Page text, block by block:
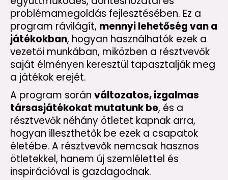
problémamegoldás fejlesztésében. Ez a
program rávilágít, mennyi lehetőség van a
játékokban, hogyan használhatók ezek a
vezetői munkában, miközben a résztvevők
saját élményen keresztül tapasztalják meg
a játékok erejét.
A program során változatos, izgalmas
társasjátékokat mutatunk be, és a
résztvevők néhány ötletet kapnak arra,
hogyan illeszthetők be ezek a csapatok
életébe. A résztvevők nemcsak hasznos
ötletekkel, hanem új szemlélettel és
inspirációval is gazdagodnak.